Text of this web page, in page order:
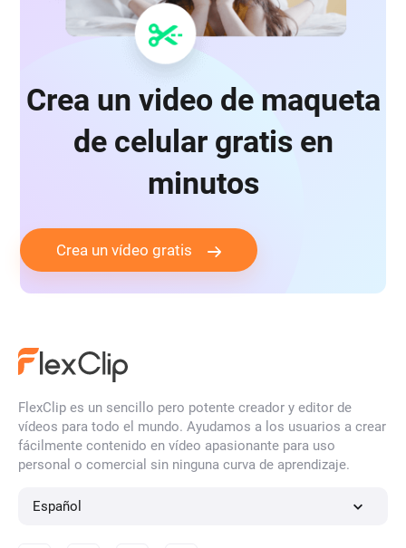
Crea un video de maqueta
de celular gratis en
minutos
Crea un vídeo gratis
FlexClip es un sencillo pero potente creador y editor de
vídeos para todo el mundo. Ayudamos a los usuarios a crear
fácilmente contenido en vídeo apasionante para uso
personal o comercial sin ninguna curva de aprendizaje.
Español